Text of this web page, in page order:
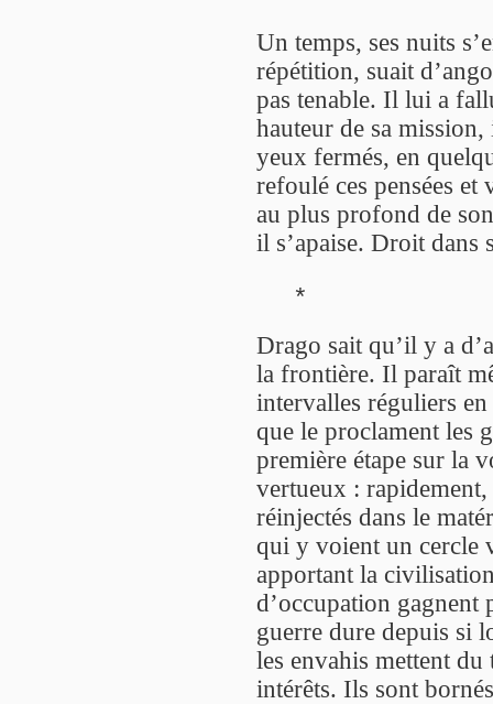
Un temps, ses nuits
répétition, suait
pas tenable. Il lui a
hauteur de sa
yeux fermés, en
refoulé ces pensées
au plus profond de
il s’apaise. Droit dans
*
Drago sait qu’il y a
la frontière. Il paraît
intervalles réguliers
que le proclament les
première étape sur la
vertueux :
réinjectés dans le
qui y voient un cercle
apportant la
d’occupation gagnent
guerre dure depuis si
les envahis mettent
intérêts. Ils sont